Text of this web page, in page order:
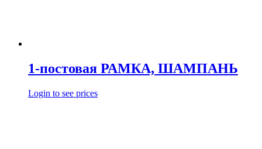
1-постовая РАМКА, ШАМПАНЬ
Login to see prices